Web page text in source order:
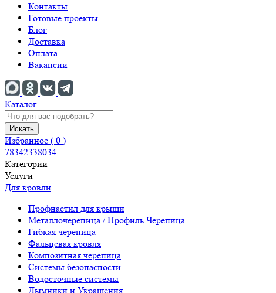
Контакты
Готовые проекты
Блог
Доставка
Оплата
Вакансии
Каталог
Искать
Избранное ( 0 )
78342338034
Категории
Услуги
Для кровли
Профнастил для крыши
Металлочерепица / Профиль Черепица
Гибкая черепица
Фальцевая кровля
Композитная черепица
Системы безопасности
Водосточные системы
Дымники и Украшения